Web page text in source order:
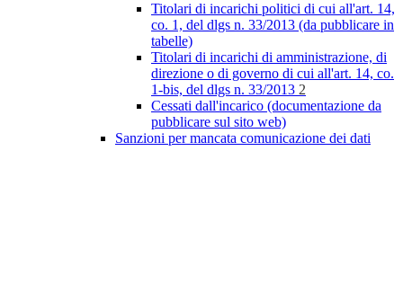
Titolari di incarichi politici di cui all'art. 14,
co. 1, del dlgs n. 33/2013 (da pubblicare in
tabelle)
Titolari di incarichi di amministrazione, di
direzione o di governo di cui all'art. 14, co.
1-bis, del dlgs n. 33/2013 2
Cessati dall'incarico (documentazione da
pubblicare sul sito web)
Sanzioni per mancata comunicazione dei dati